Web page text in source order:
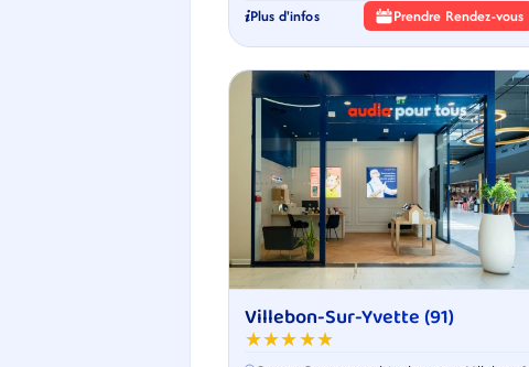
Plus d'infos Prendre Rendez-vous
Villebon-Sur-Yvette (91)
★★★★★